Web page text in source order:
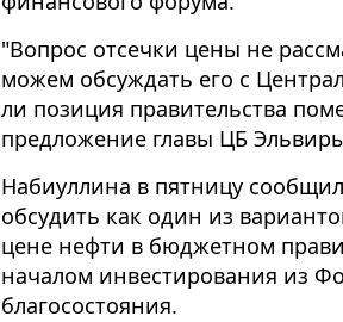
"Вопрос отсечки цены не
можем обсуждать его с
ли позиция правительства
предложение главы ЦБ
Набиуллина в пятницу
обсудить как один из
цене нефти в бюджетном
началом инвестирования из
благосостояния.